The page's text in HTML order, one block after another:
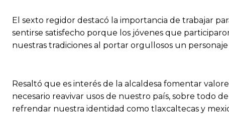
El sexto regidor destacó la importancia de trabajar
sentirse satisfecho porque los jóvenes que
nuestras tradiciones al portar orgullosos un
Resaltó que es interés de la alcaldesa fomentar
necesario reavivar usos de nuestro país, sobre todo
refrendar nuestra identidad como tlaxcaltecas y